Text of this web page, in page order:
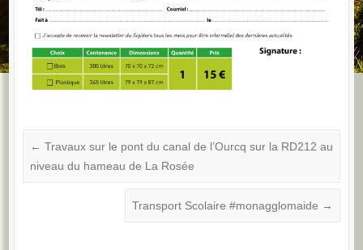
← Travaux sur le pont du canal de l’Ourcq sur la RD212 au
niveau du hameau de La Rosée
Transport Scolaire #monagglomaide →